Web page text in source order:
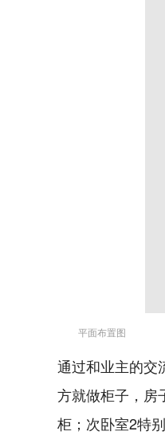
平面布置图
通过和业主的交
方就做柜子，房
柜；次卧室2特